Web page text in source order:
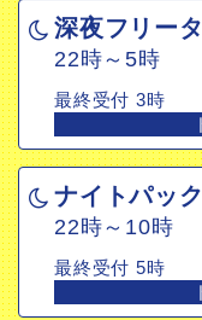
深夜フリー
22時～5時
最終受付 3時
ナイトパック
22時～10時
最終受付 5時